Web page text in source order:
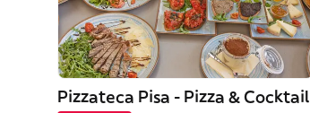
Pizzateca Pisa - Pizza & Cocktail